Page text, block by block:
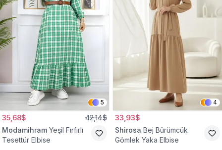
5
35,68$ 42,14$
Modamihram Yeşil Fırfırlı
Tesettür Elbise
4
33,93$
Shirosa Bej Bürümcük
Gömlek Yaka Elbise